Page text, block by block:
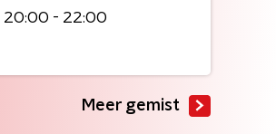
20:00 - 22:00
Meer gemist